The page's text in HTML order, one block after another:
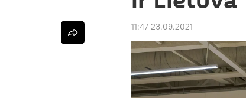
11:47 23.09.2021